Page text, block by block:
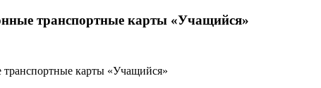
транспортные карты «Учащийся»